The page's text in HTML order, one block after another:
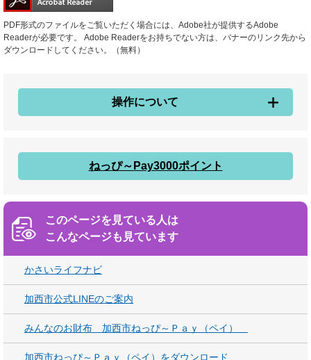
PDF形式のファイルをご覧いただく場合には、Adobe社が提供するAdobe
Readerが必要です。
Adobe Readerをお持ちでない方は、バナーのリンク先から
ダウンロードしてください。（無料）
操作について
ねっぴ～Pay3000ポイント
このページを見ている人は
こんなページも見ています
かさいライフナビ
加西市公式LINEのご案内
みんなのお財布 加西市ねっぴ～Ｐａｙ（ペイ）
加西市ねっぴ～Ｐａｙ（ペイ）をダウンロード